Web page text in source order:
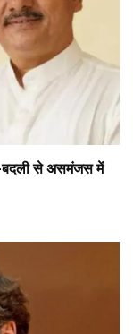
बदली से असमंजस में